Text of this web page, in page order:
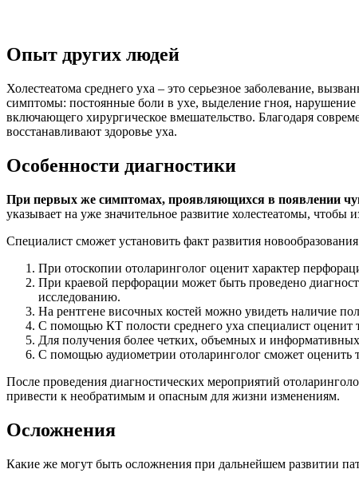
Опыт других людей
Холестеатома среднего уха – это серьезное заболевание,
симптомы: постоянные боли в ухе, выделение гноя,
включающего хирургическое вмешательство. Благодаря
восстанавливают здоровье уха.
Особенности диагностики
При первых же симптомах, проявляющихся в появлении
указывает на уже значительное развитие холестеатомы,
Специалист сможет установить факт развития
При отоскопии отоларинголог оценит характер
При краевой перфорации может быть проведено
исследованию.
На рентгене височных костей можно увидеть наличие
С помощью КТ полости среднего уха специалист оценит
Для получения более четких, объемных и
С помощью аудиометрии отоларинголог сможет оценить
После проведения диагностических мероприятий
привести к необратимым и опасным для жизни изменениям.
Осложнения
Какие же могут быть осложнения при дальнейшем развитии